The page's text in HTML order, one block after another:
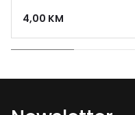
4,00 KM